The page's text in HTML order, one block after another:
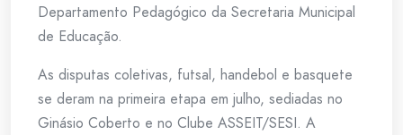
Departamento Pedagógico da Secretaria Municipal
de Educação.
As disputas coletivas, futsal, handebol e basquete
se deram na primeira etapa em julho, sediadas no
Ginásio Coberto e no Clube ASSEIT/SESI. A